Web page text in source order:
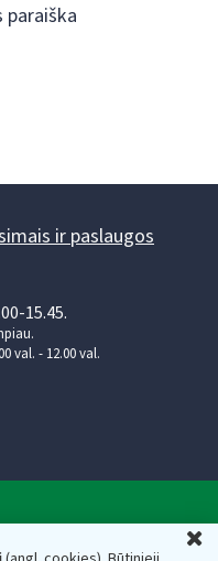
ir paslaugos
15.45.
val. - 12.00 val.